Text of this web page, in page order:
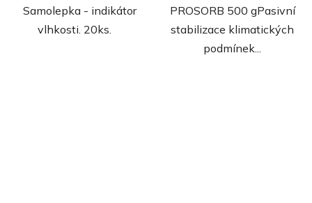
Samolepka - indikátor
vlhkosti. 20ks.
PROSORB 500 gPasivní
stabilizace klimatických
podmínek...